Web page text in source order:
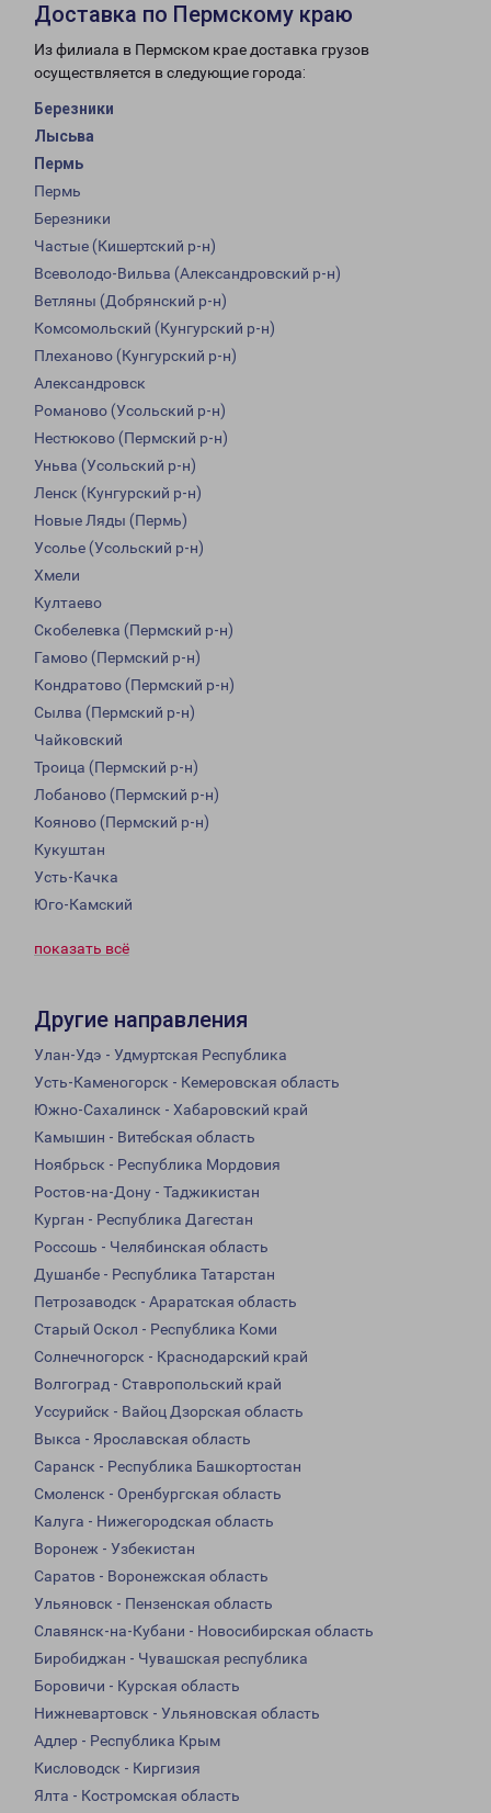
Доставка по Пермскому краю
Из филиала в Пермском крае доставка грузов
осуществляется в следующие города:
Березники
Лысьва
Пермь
Пермь
Березники
Частые (Кишертский р-н)
Всеволодо-Вильва (Александровский р-н)
Ветляны (Добрянский р-н)
Комсомольский (Кунгурский р-н)
Плеханово (Кунгурский р-н)
Александровск
Романово (Усольский р-н)
Нестюково (Пермский р-н)
Уньва (Усольский р-н)
Ленск (Кунгурский р-н)
Новые Ляды (Пермь)
Усолье (Усольский р-н)
Хмели
Култаево
Скобелевка (Пермский р-н)
Гамово (Пермский р-н)
Кондратово (Пермский р-н)
Сылва (Пермский р-н)
Чайковский
Троица (Пермский р-н)
Лобаново (Пермский р-н)
Кояново (Пермский р-н)
Кукуштан
Усть-Качка
Юго-Камский
показать всё
Другие направления
Улан-Удэ - Удмуртская Республика
Усть-Каменогорск - Кемеровская область
Южно-Сахалинск - Хабаровский край
Камышин - Витебская область
Ноябрьск - Республика Мордовия
Ростов-на-Дону - Таджикистан
Курган - Республика Дагестан
Россошь - Челябинская область
Душанбе - Республика Татарстан
Петрозаводск - Араратская область
Старый Оскол - Республика Коми
Солнечногорск - Краснодарский край
Волгоград - Ставропольский край
Уссурийск - Вайоц Дзорская область
Выкса - Ярославская область
Саранск - Республика Башкортостан
Смоленск - Оренбургская область
Калуга - Нижегородская область
Воронеж - Узбекистан
Саратов - Воронежская область
Ульяновск - Пензенская область
Славянск-на-Кубани - Новосибирская область
Биробиджан - Чувашская республика
Боровичи - Курская область
Нижневартовск - Ульяновская область
Адлер - Республика Крым
Кисловодск - Киргизия
Ялта - Костромская область